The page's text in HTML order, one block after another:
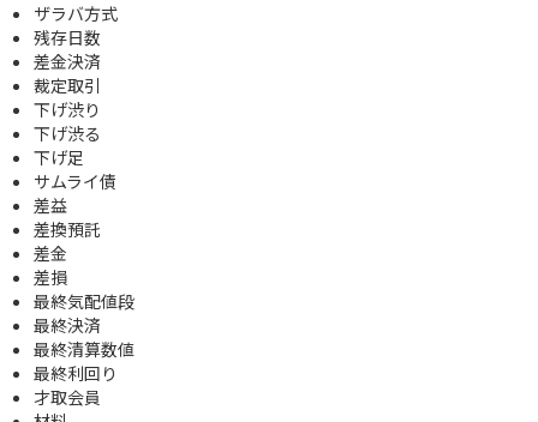
ザラバ方式
残存日数
差金決済
裁定取引
下げ渋り
下げ渋る
下げ足
サムライ債
差益
差換預託
差金
差損
最終気配値段
最終決済
最終清算数値
最終利回り
才取会員